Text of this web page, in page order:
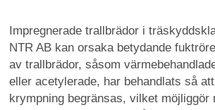
Impregnerade trallbrädor i
NTR AB kan orsaka betydande
av trallbrädor, såsom
eller acetylerade, har behandlats så
krympning begränsas, vilket möjliggör